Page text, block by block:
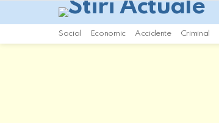
Social Economic Accidente Criminal